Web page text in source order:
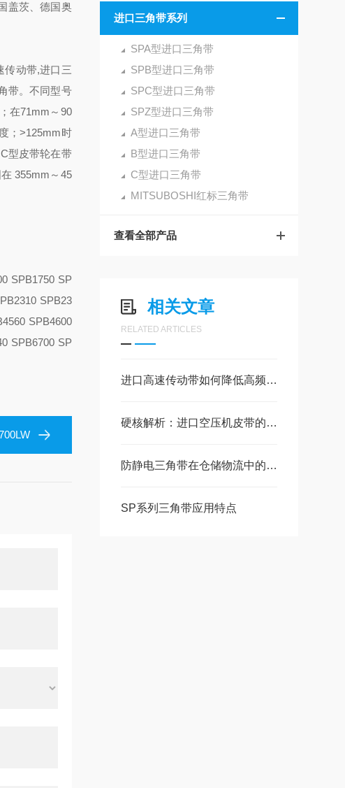
进口三角带系列
SPA型进口三角带
SPB型进口三角带
SPC型进口三角带
SPZ型进口三角带
A型进口三角带
B型进口三角带
C型进口三角带
MITSUBOSHI红标三角带
查看全部产品
相关文章
RELATED ARTICLES
进口高速传动带如何降低高频啸叫噪音？
硬核解析：进口空压机皮带的优势，你知道几个？
防静电三角带在仓储物流中的重要性
SP系列三角带应用特点
盖茨、德国奥
传动带,进口三
带。不同型号
在71mm～90
；>125mm时
型皮带轮在带
355mm～45
SPB1750 SP
SPB23
SPB4600
SPB6700 SP